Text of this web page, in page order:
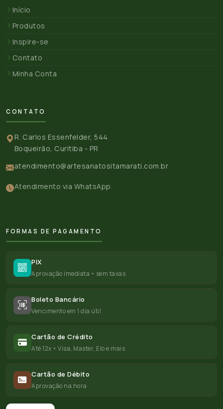
Início
Produtos
Inspire-se
Contato
Minha Conta
CONTATO
R. Carlos Essenfelder, 544
Boqueirão, Curitiba - PR
atendimento@artesanatositamarati.com.br
Atendimento via WhatsApp
FORMAS DE PAGAMENTO
PIX
Aprovação imediata • sem taxas
Boleto Bancário
Vencimento em 1 dia útil
Cartão de Crédito
Até 12x • Visa, Master, Elo e mais
Cartão de Débito
Aprovação na hora